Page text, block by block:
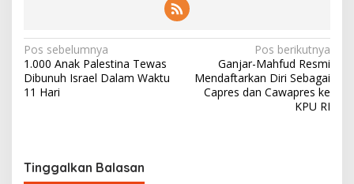
N
a
v
a
Pos sebelumnya
1.000 Anak Palestina Tewas
Dibunuh Israel Dalam Waktu
11 Hari
Pos berikutnya
Ganjar-Mahfud Resmi
Mendaftarkan Diri Sebagai
Capres dan Cawapres ke
KPU RI
Tinggalkan Balasan